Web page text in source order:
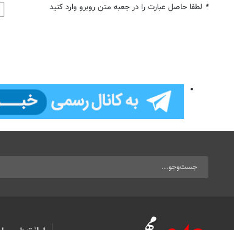
* لطفا حاصل عبارت را در جعبه متن روبرو وارد کنید